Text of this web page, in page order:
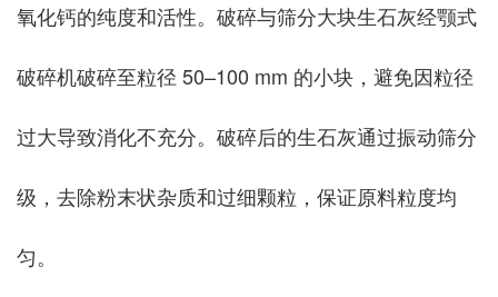
氧化钙的纯度和活性。破碎与筛分大块生石灰经颚式
破碎机破碎至粒径 50–100 mm 的小块，避免因粒径
过大导致消化不充分。破碎后的生石灰通过振动筛分
级，去除粉末状杂质和过细颗粒，保证原料粒度均
匀。